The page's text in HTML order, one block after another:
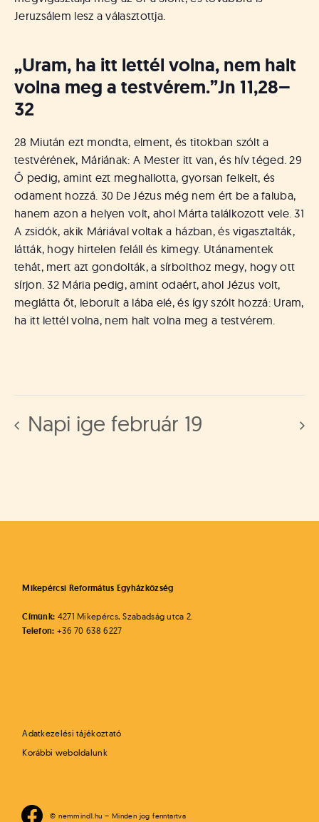
Jeruzsálem lesz a választottja.
„Uram, ha itt lettél volna, nem halt
volna meg a testvérem.”Jn 11,28–
32
28 Miután ezt mondta, elment, és titokban szólt a
testvérének, Máriának: A Mester itt van, és hív téged. 29
Ő pedig, amint ezt meghallotta, gyorsan felkelt, és
odament hozzá. 30 De Jézus még nem ért be a faluba,
hanem azon a helyen volt, ahol Márta találkozott vele. 31
A zsidók, akik Máriával voltak a házban, és vigasztalták,
látták, hogy hirtelen feláll és kimegy. Utánamentek
tehát, mert azt gondolták, a sírbolthoz megy, hogy ott
sírjon. 32 Mária pedig, amint odaért, ahol Jézus volt,
meglátta őt, leborult a lába elé, és így szólt hozzá: Uram,
ha itt lettél volna, nem halt volna meg a testvérem.
Napi ige február 19
Mikepércsi Református Egyházközség
Címünk: 4271 Mikepércs, Szabadság utca 2.
Telefon: +36 70 638 6227
Adatkezelési tájékoztató
Korábbi weboldalunk
© nemmind1.hu – Minden jog fenntartva